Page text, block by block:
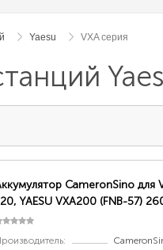
Yaesu VXA серия
CameronSino для
YAESU VXA200 (FNB-57)